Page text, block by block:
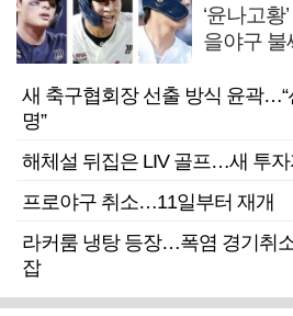
‘윤나고
을야구 불
새 축구협회장 선출 방식 윤곽
명”
해체설 뒤집은 LIV 골프…새 투자
프로야구 취소…11일부터 재개
라커룸 냉탕 등장…폭염 경기취
잡